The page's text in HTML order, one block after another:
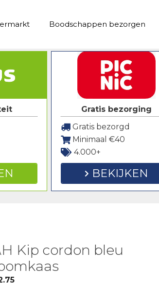
Boodschappen bezorgen
Gratis bezorging
Gratis bezorgd
Minimaal €40
4.000+
BEKIJKEN
Kip cordon bleu